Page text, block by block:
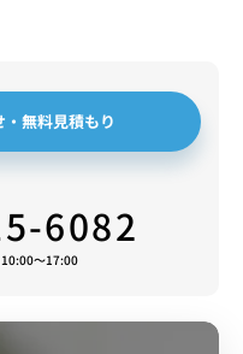
え1回）
…145m
）… 303m
ーク店…900m
無料見積もり
6082
～17:00